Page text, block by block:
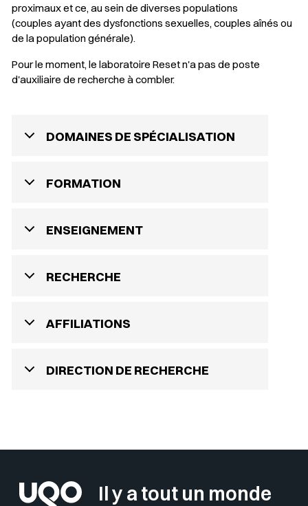
proximaux et ce, au sein de diverses populations
(couples ayant des dysfonctions sexuelles, couples aînés ou
de la population générale).
Pour le moment, le laboratoire Resetn'a pas de poste
d'auxiliaire de recherche à combler.
DOMAINES DE SPÉCIALISATION
FORMATION
ENSEIGNEMENT
RECHERCHE
AFFILIATIONS
DIRECTION DE RECHERCHE
Il y a tout un monde